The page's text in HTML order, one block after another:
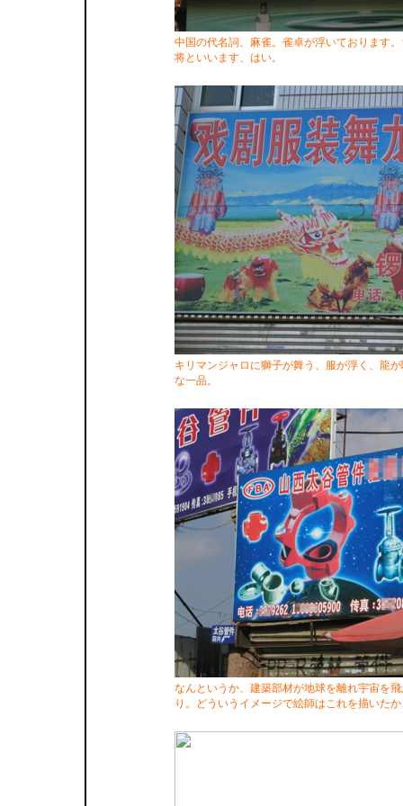
中国の代名詞、麻雀。雀卓が浮いております
将といいます、はい。
キリマンジャロに獅子が舞う、服が浮く、龍
な一品。
なんというか、建築部材が地球を離れ宇宙を
り。どういうイメージで絵師はこれを描いた